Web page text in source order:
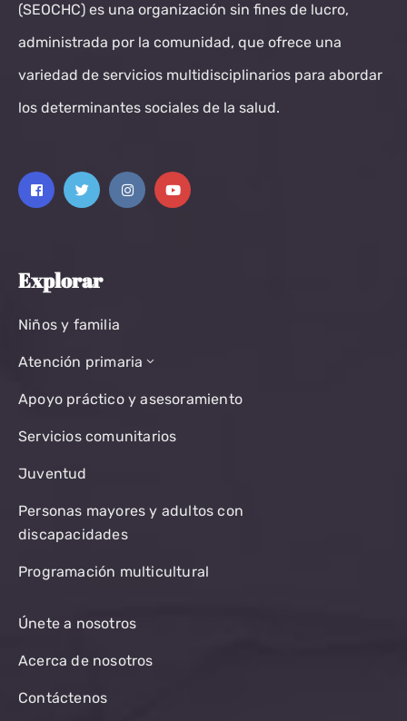
(SEOCHC) es una organización sin fines de lucro,
administrada por la comunidad, que ofrece una
variedad de servicios multidisciplinarios para abordar
los determinantes sociales de la salud.
Explorar
Niños y familia
Atención primaria
Apoyo práctico y asesoramiento
Servicios comunitarios
Juventud
Personas mayores y adultos con
discapacidades
Programación multicultural
Únete a nosotros
Acerca de nosotros
Contáctenos